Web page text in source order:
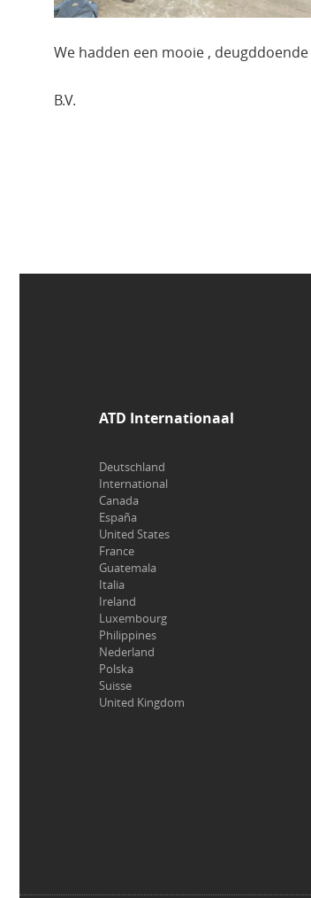
We hadden een mooie ,
B.V.
ATD Internationaal
Deutschland
International
Canada
España
United States
France
Guatemala
Italia
Ireland
Luxembourg
Philippines
Nederland
Polska
Suisse
United Kingdom